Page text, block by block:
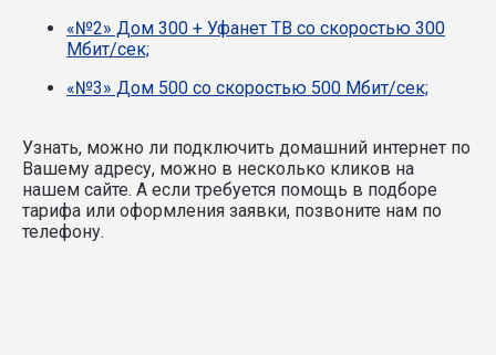
«№2» Дом 300 + Уфанет ТВ со скоростью 300
Мбит/сек;
«№3» Дом 500 со скоростью 500 Мбит/сек;
Узнать, можно ли подключить домашний интернет по
Вашему адресу, можно в несколько кликов на
нашем сайте. А если требуется помощь в подборе
тарифа или оформления заявки, позвоните нам по
телефону.